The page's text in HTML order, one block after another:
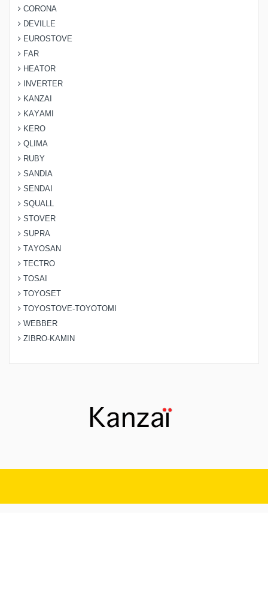
CORONA
DEVILLE
EUROSTOVE
FAR
HEATOR
INVERTER
KANZAI
KAYAMI
KERO
QLIMA
RUBY
SANDIA
SENDAI
SQUALL
STOVER
SUPRA
TAYOSAN
TECTRO
TOSAI
TOYOSET
TOYOSTOVE-TOYOTOMI
WEBBER
ZIBRO-KAMIN